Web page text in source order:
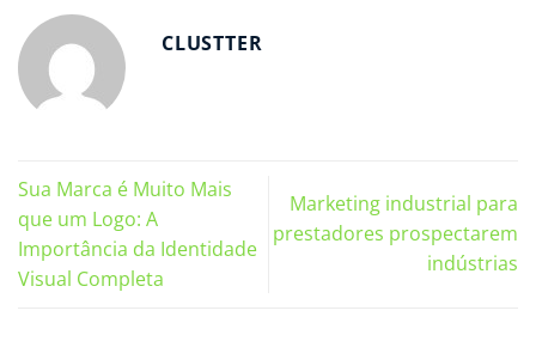
CLUSTTER
Sua Marca é Muito Mais
que um Logo: A
Importância da Identidade
Visual Completa
Marketing industrial para
prestadores prospectarem
indústrias